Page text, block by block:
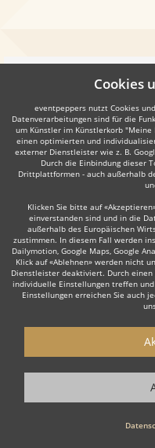
Auch interessant:
Kinderschminken
Starten Sie mit dem Button
Sie interessanten
Animationskünstler. Diesen
Cookies
eventpeppers nutzt Cookies
Datenverarbeitungen sind für die
um Künstler im Künstlerkorb "Meine
einen optimierten und
externer Dienstleister wie z. B.
Durch die Einbindung dieser
Drittplattformen - auch außerhalb
Klicken Sie bitte auf
einverstanden sind und in die
außerhalb des Europäischen
zustimmen. In diesem Fall werden
Dailymotion, Google Maps, Google
Klick auf «Ablehnen» werden nicht
Dienstleister deaktiviert. Durch einen
individuelle Einstellungen treffen
Einstellungen erreichen Sie auch